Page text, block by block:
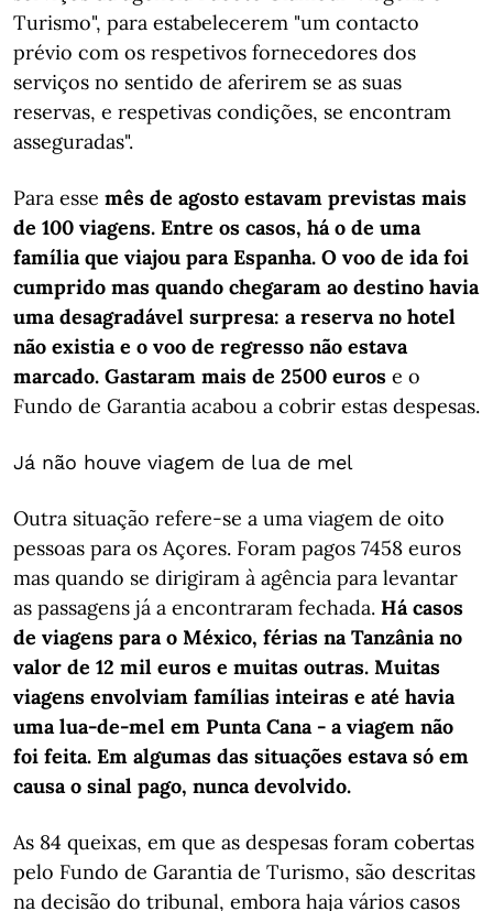
Turismo", para estabelecerem "um contacto
prévio com os respetivos fornecedores dos
serviços no sentido de aferirem se as suas
reservas, e respetivas condições, se encontram
asseguradas".
Para esse mês de agosto estavam previstas mais
de 100 viagens. Entre os casos, há o de uma
família que viajou para Espanha. O voo de ida foi
cumprido mas quando chegaram ao destino havia
uma desagradável surpresa: a reserva no hotel
não existia e o voo de regresso não estava
marcado. Gastaram mais de 2500 euros e o
Fundo de Garantia acabou a cobrir estas despesas.
Já não houve viagem de lua de mel
Outra situação refere-se a uma viagem de oito
pessoas para os Açores. Foram pagos 7458 euros
mas quando se dirigiram à agência para levantar
as passagens já a encontraram fechada. Há casos
de viagens para o México, férias na Tanzânia no
valor de 12 mil euros e muitas outras. Muitas
viagens envolviam famílias inteiras e até havia
uma lua-de-mel em Punta Cana - a viagem não
foi feita. Em algumas das situações estava só em
causa o sinal pago, nunca devolvido.
As 84 queixas, em que as despesas foram cobertas
pelo Fundo de Garantia de Turismo, são descritas
na decisão do tribunal, embora haja vários casos